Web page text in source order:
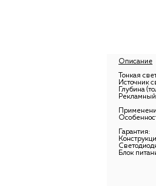
Описание
Тонкая
Источник
Глубина
Гарантия:
Блок